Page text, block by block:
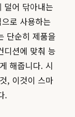
덜어 닦아내는
로 사용하는
단순히 제품을
디션에 맞춰 능
해줍니다. 시
, 이것이 스마
.